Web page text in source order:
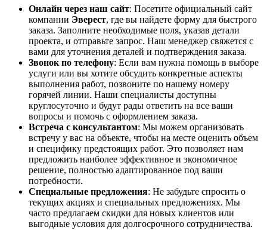
Онлайн через наш сайт: Посетите официальный сайт
компании Эверест, где вы найдете форму для быстрого
заказа. Заполните необходимые поля, указав детали
проекта, и отправьте запрос. Наш менеджер свяжется с
вами для уточнения деталей и подтверждения заказа.
Звонок по телефону: Если вам нужна помощь в выборе
услуги или вы хотите обсудить конкретные аспекты
выполнения работ, позвоните по нашему номеру
горячей линии. Наши специалисты доступны
круглосуточно и будут рады ответить на все ваши
вопросы и помочь с оформлением заказа.
Встреча с консультантом: Мы можем организовать
встречу у вас на объекте, чтобы на месте оценить объем
и специфику предстоящих работ. Это позволяет нам
предложить наиболее эффективное и экономичное
решение, полностью адаптированное под ваши
потребности.
Специальные предложения: Не забудьте спросить о
текущих акциях и специальных предложениях. Мы
часто предлагаем скидки для новых клиентов или
выгодные условия для долгосрочного сотрудничества.